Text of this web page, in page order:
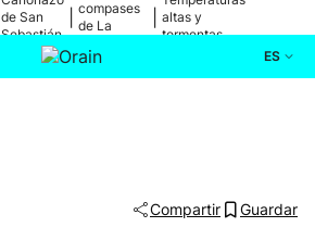
de San
Sebastián
compases
de La
altas y
tormentas
ES
Compartir Guardar